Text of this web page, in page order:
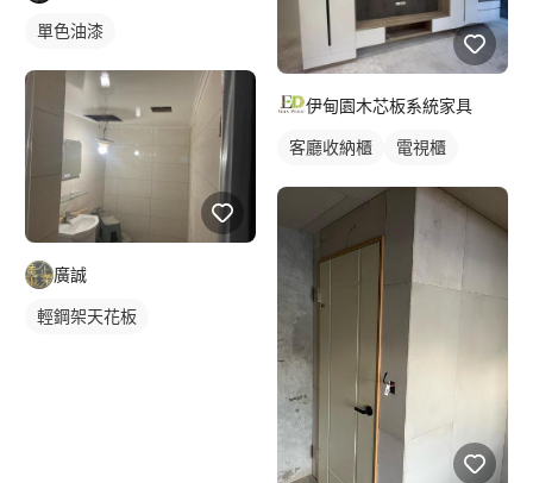
單色油漆
廣誠
輕鋼架天花板
伊甸園木芯板系統家具
客廳收納櫃 電視櫃